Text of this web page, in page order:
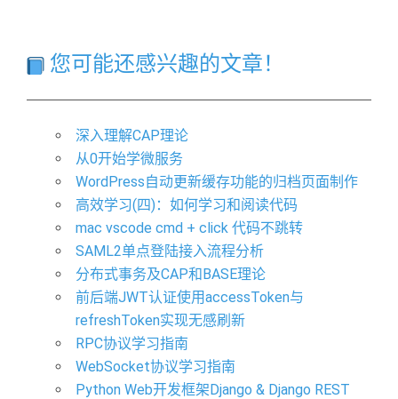
您可能还感兴趣的文章！
深入理解CAP理论
从0开始学微服务
WordPress自动更新缓存功能的归档页面制作
高效学习(四)：如何学习和阅读代码
mac vscode cmd + click 代码不跳转
SAML2单点登陆接入流程分析
分布式事务及CAP和BASE理论
前后端JWT认证使用accessToken与
refreshToken实现无感刷新
RPC协议学习指南
WebSocket协议学习指南
Python Web开发框架Django & Django REST